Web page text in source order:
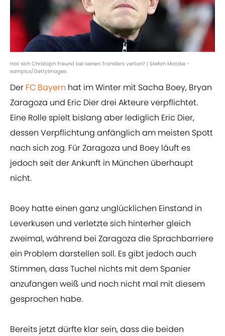
Hat sich Christoph Freund bei seinen Transfers vertan? | Stefan Matzke -
sampics/GettyImages
Der FC Bayern hat im Winter mit Sacha Boey, Bryan
Zaragoza und Eric Dier drei Akteure verpflichtet.
Eine Rolle spielt bislang aber lediglich Eric Dier,
dessen Verpflichtung anfänglich am meisten Spott
nach sich zog. Für Zaragoza und Boey läuft es
jedoch seit der Ankunft in München überhaupt
nicht.
Boey hatte einen ganz unglücklichen Einstand in
Leverkusen und verletzte sich hinterher gleich
zweimal, während bei Zaragoza die Sprachbarriere
ein Problem darstellen soll. Es gibt jedoch auch
Stimmen, dass Tuchel nichts mit dem Spanier
anzufangen weiß und noch nicht mal mit diesem
gesprochen habe.
Bereits jetzt dürfte klar sein, dass die beiden